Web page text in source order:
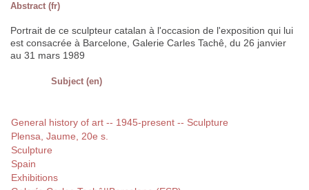
Abstract (fr)
Portrait de ce sculpteur catalan à l'occasion de l'exposition qui lui
est consacrée à Barcelone, Galerie Carles Tachê, du 26 janvier
au 31 mars 1989
Subject (en)
General history of art -- 1945-present -- Sculpture
Plensa, Jaume, 20e s.
Sculpture
Spain
Exhibitions